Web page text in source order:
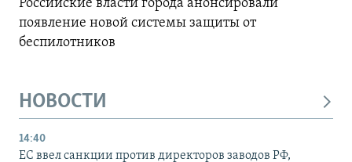
Российские власти города анонсировали
появление новой системы защиты от
беспилотников
НОВОСТИ
14:40
ЕС ввел санкции против директоров заводов РФ,